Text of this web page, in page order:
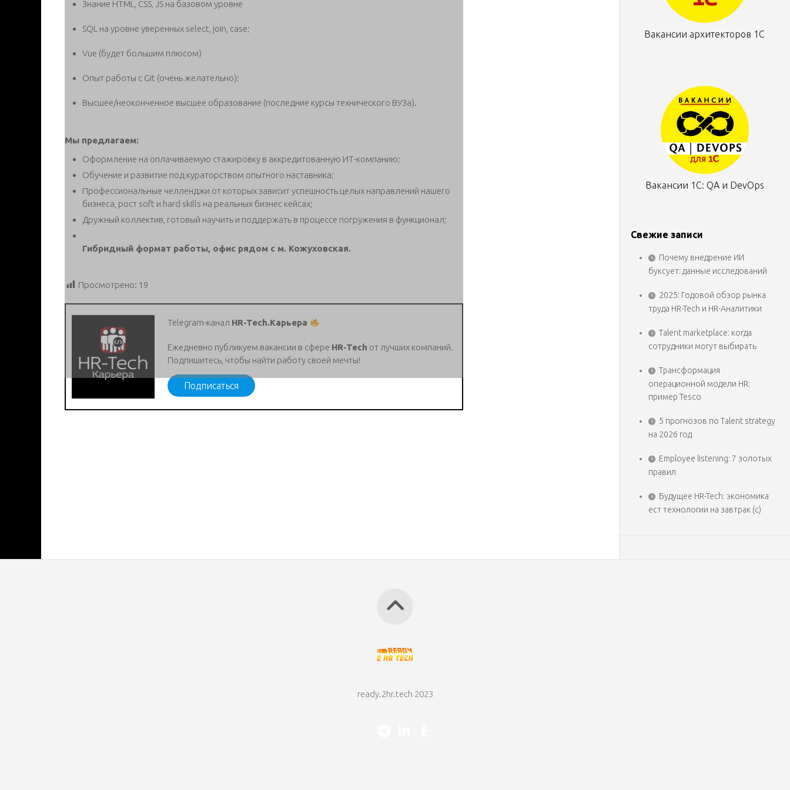
Знание HTML, CSS, JS на базовом уровне
SQL на уровне уверенных select, join, case;
Vue (будет большим плюсом)
Опыт работы с Git (очень желательно);
Высшее/неоконченное высшее образование (последние курсы технического ВУЗа).
Мы предлагаем:
Оформление на оплачиваемую стажировку в аккредитованную ИТ-компанию;
Обучение и развитие под кураторством опытного наставника;
Профессиональные челленджи от которых зависит успешность целых направлений нашего
бизнеса, рост soft и hard skills на реальных бизнес кейсах;
Дружный коллектив, готовый научить и поддержать в процессе погружения в функционал;
Гибридный формат работы, офис рядом с м. Кожуховская.
Просмотрено: 19
Telegram-канал HR-Tech.Карьера
Ежедневно публикуем вакансии в сфере HR-Tech от лучших компаний.
Подпишитесь, чтобы найти работу своей мечты!
Подписаться
Вакансии архитекторов 1С
Вакансии 1С: QA и DevOps
Свежие записи
Почему внедрение ИИ
буксует: данные исследований
2025: Годовой обзор рынка
труда HR-Tech и HR-Аналитики
Talent marketplace: когда
сотрудники могут выбирать
Трансформация
операционной модели HR:
пример Tesco
5 прогнозов по Talent strategy
на 2026 год
Employee listening: 7 золотых
правил
Будущее HR-Tech: экономика
ест технологии на завтрак (с)
ready.2hr.tech 2023